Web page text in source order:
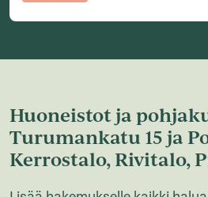
Huoneistot ja
Turumankatu 15 ja
Kerrostalo, Rivitalo,